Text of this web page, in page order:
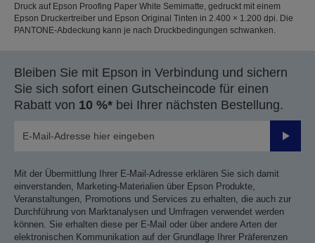
Druck auf Epson Proofing Paper White Semimatte, gedruckt mit einem
Epson Druckertreiber und Epson Original Tinten in 2.400 × 1.200 dpi. Die
PANTONE-Abdeckung kann je nach Druckbedingungen schwanken.
Bleiben Sie mit Epson in Verbindung und sichern
Sie sich sofort einen Gutscheincode für einen
Rabatt von 10 %* bei Ihrer nächsten Bestellung.
Mit der Übermittlung Ihrer E-Mail-Adresse erklären Sie sich damit
einverstanden, Marketing-Materialien über Epson Produkte,
Veranstaltungen, Promotions und Services zu erhalten, die auch zur
Durchführung von Marktanalysen und Umfragen verwendet werden
können. Sie erhalten diese per E-Mail oder über andere Arten der
elektronischen Kommunikation auf der Grundlage Ihrer Präferenzen